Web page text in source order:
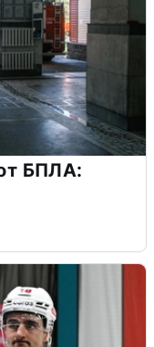
БПЛА: